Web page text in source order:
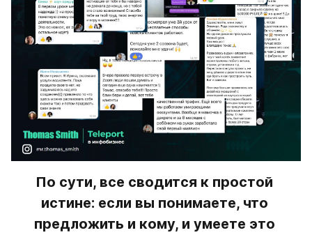
По сути, все сводится к простой
истине: если вы понимаете, что
предложить и кому, и умеете это